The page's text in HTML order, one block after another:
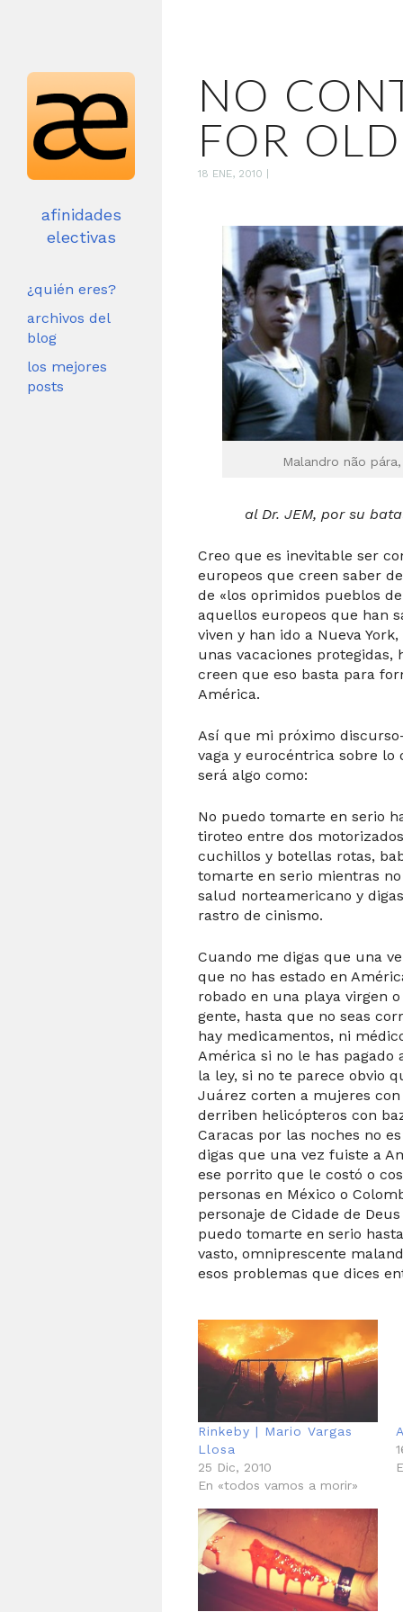
afinidades
electivas
¿quién eres?
archivos del
blog
los mejores
posts
NO
FOR
18 ENE, 2010
Malandro não
al Dr. JEM, por su
Creo que es inevitable ser
europeos que creen saber
de «los oprimidos pueblos
aquellos europeos que han
viven y han ido a Nueva
unas vacaciones protegidas,
creen que eso basta para
América.
Así que mi próximo
vaga y eurocéntrica sobre lo
será algo como:
No puedo tomarte en serio
tiroteo entre dos
cuchillos y botellas rotas,
tomarte en serio mientras
salud norteamericano y
rastro de cinismo.
Cuando me digas que una
que no has estado en
robado en una playa virgen
gente, hasta que no seas
hay medicamentos, ni
América si no le has
la ley, si no te parece obvio
Juárez corten a mujeres
derriben helicópteros con
Caracas por las noches no
digas que una vez fuiste a
ese porrito que le costó o
personas en México o
personaje de Cidade de
puedo tomarte en serio
vasto, omniprescente
esos problemas que dices
Rinkeby | Mario Vargas
Llosa
25 Dic, 2010
En «todos vamos a morir»